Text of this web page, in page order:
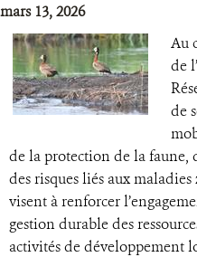
mars 13, 2026
Au
de
de
de la protection de la faune,
des risques liés aux
visent à renforcer
gestion durable des
activités de développement